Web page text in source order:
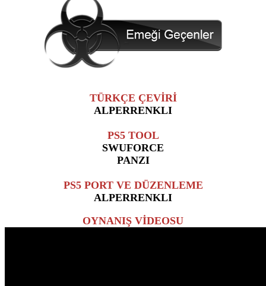
TÜRKÇE ÇEVİRİ
ALPERRENKLI
PS5 TOOL
SWUFORCE
PANZI
PS5 PORT VE DÜZENLEME
ALPERRENKLI
OYNANIŞ VİDEOSU